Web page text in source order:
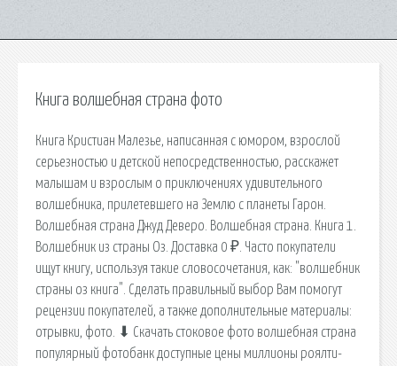
Книга волшебная страна фото
Книга Кристиан Малезье, написанная с юмором, взрослой
серьезностью и детской непосредственностью, расскажет
малышам и взрослым о приключениях удивительного
волшебника, прилетевшего на Землю с планеты Гарон.
Волшебная страна Джуд Деверо. Волшебная страна. Книга 1.
Волшебник из страны Оз. Доставка 0 ₽. Часто покупатели
ищут книгу, используя такие словосочетания, как: "волшебник
страны оз книга". Сделать правильный выбор Вам помогут
рецензии покупателей, а также дополнительные материалы:
отрывки, фото. ⬇ Скачать стоковое фото волшебная страна
популярный фотобанк доступные цены миллионы роялти-